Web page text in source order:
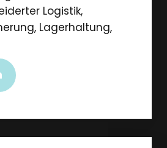
Logistik,
Lagerhaltung,